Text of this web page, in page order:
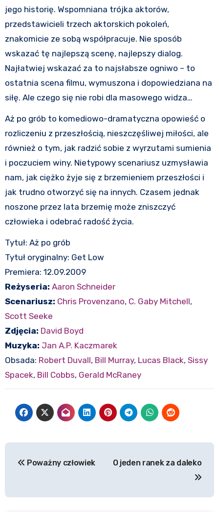
jego historię. Wspomniana trójka aktorów,
przedstawicieli trzech aktorskich pokoleń,
znakomicie ze sobą współpracuje. Nie sposób
wskazać tę najlepszą scenę, najlepszy dialog.
Najłatwiej wskazać za to najsłabsze ogniwo – to
ostatnia scena filmu, wymuszona i dopowiedziana na
siłę. Ale czego się nie robi dla masowego widza…
Aż po grób to komediowo-dramatyczna opowieść o
rozliczeniu z przeszłością, nieszczęśliwej miłości, ale
również o tym, jak radzić sobie z wyrzutami sumienia
i poczuciem winy. Nietypowy scenariusz uzmysławia
nam, jak ciężko żyje się z brzemieniem przeszłości i
jak trudno otworzyć się na innych. Czasem jednak
noszone przez lata brzemię może zniszczyć
człowieka i odebrać radość życia.
Tytuł: Aż po grób
Tytuł oryginalny: Get Low
Premiera: 12.09.2009
Reżyseria: Aaron Schneider
Scenariusz: Chris Provenzano, C. Gaby Mitchell,
Scott Seeke
Zdjęcia: David Boyd
Muzyka: Jan A.P. Kaczmarek
Obsada: Robert Duvall, Bill Murray, Lucas Black, Sissy
Spacek, Bill Cobbs, Gerald McRaney
Poważny człowiek O jeden ranek za daleko